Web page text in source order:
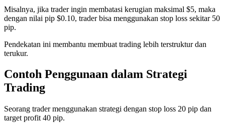
Misalnya, jika trader ingin membatasi kerugian maksimal $5, maka
dengan nilai pip $0.10, trader bisa menggunakan stop loss sekitar 50
pip.
Pendekatan ini membantu membuat trading lebih terstruktur dan
terukur.
Contoh Penggunaan dalam Strategi
Trading
Seorang trader menggunakan strategi dengan stop loss 20 pip dan
target profit 40 pip.